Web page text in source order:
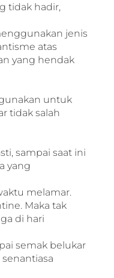
tidak hadir,
jenis
atas
yang hendak
untuk
tidak salah
sampai saat ini
yang
melamar.
Maka tak
di hari
semak belukar